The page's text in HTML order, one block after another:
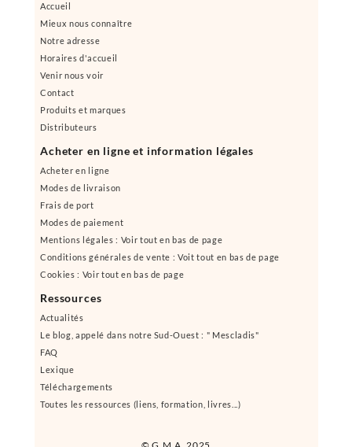
Accueil
Mieux nous connaître
Notre adresse
Horaires d'accueil
Venir nous voir
Contact
Produits et marques
Distributeurs
Acheter en ligne et information légales
Acheter en ligne
Modes de livraison
Frais de port
Modes de paiement
Mentions légales : Voir tout en bas de page
Conditions générales de vente : Voit tout en bas de page
Cookies : Voir tout en bas de page
Ressources
Actualités
Le blog, appelé dans notre Sud-Ouest : " Mescladis"
FAQ
Lexique
Téléchargements
Toutes les ressources (liens, formation, livres...)